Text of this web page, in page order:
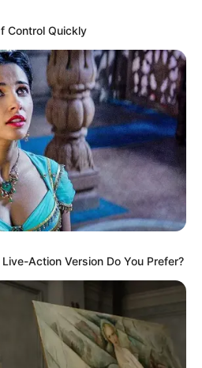
Control Quickly
Action Version Do You Prefer?